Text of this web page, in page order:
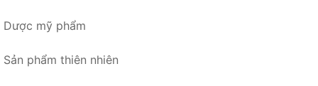
Dược mỹ phẩm
Sản phẩm thiên nhiên